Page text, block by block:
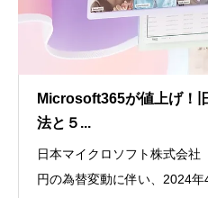
Microsoft365が値上げ！
法と５...
日本マイクロソフト株式会社
円の為替変動に伴い、2024年